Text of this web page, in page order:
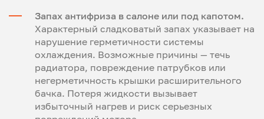
Запах антифриза в салоне или под капотом.
Характерный сладковатый запах указывает на
нарушение герметичности системы
охлаждения. Возможные причины — течь
радиатора, повреждение патрубков или
негерметичность крышки расширительного
бачка. Потеря жидкости вызывает
избыточный нагрев и риск серьезных